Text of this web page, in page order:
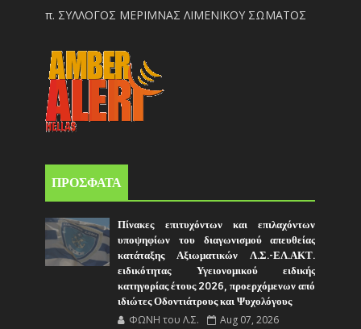
π. ΣΥΛΛΟΓΟΣ ΜΕΡΙΜΝΑΣ ΛΙΜΕΝΙΚΟΥ ΣΩΜΑΤΟΣ
ΠΡΟΣΦΑΤΑ
Πίνακες επιτυχόντων και επιλαχόντων
υποψηφίων του διαγωνισμού απευθείας
κατάταξης Αξιωματικών Λ.Σ.-ΕΛ.ΑΚΤ.
ειδικότητας Υγειονομικού ειδικής
κατηγορίας έτους 2026, προερχόμενων από
ιδιώτες Οδοντιάτρους και Ψυχολόγους
ΦΩΝΗ του Λ.Σ. Aug 07, 2026